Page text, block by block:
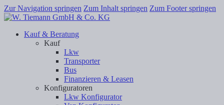
Zur Navigation springen Zum Inhalt springen Zum Footer springen
Kauf & Beratung
Kauf
Lkw
Transporter
Bus
Finanzieren & Leasen
Konfiguratoren
Lkw Konfigurator